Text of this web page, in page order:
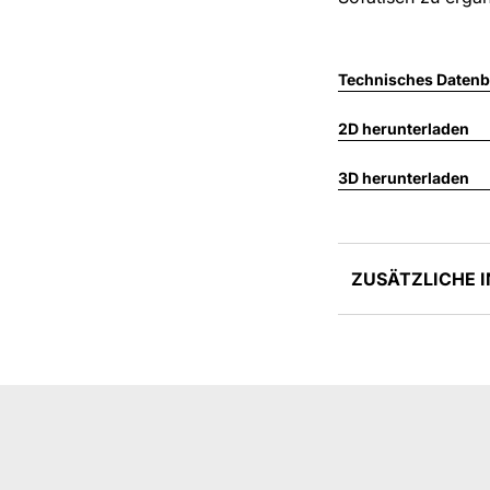
Technisches
2D herunterladen
3D herunterladen
ZUSÄTZLICHE